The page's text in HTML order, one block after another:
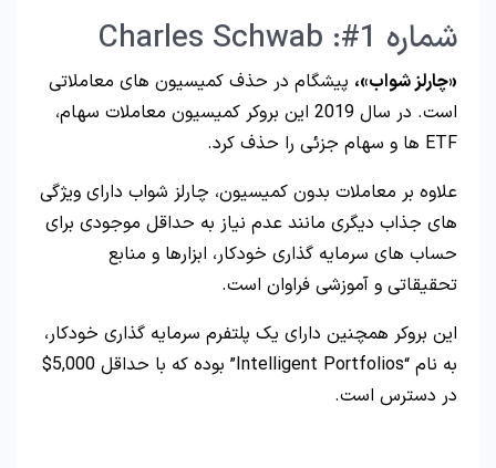
شماره 1#: Charles Schwab
«چارلز شواب»، پیشگام در حذف کمیسیون های معاملاتی
است. در سال 2019 این بروکر کمیسیون معاملات سهام،
ETF ها و سهام جزئی را حذف کرد.
علاوه بر معاملات بدون کمیسیون، چارلز شواب دارای ویژگی
های جذاب دیگری مانند عدم نیاز به حداقل موجودی برای
حساب های سرمایه گذاری خودکار، ابزارها و منابع
تحقیقاتی و آموزشی فراوان است.
این بروکر همچنین دارای یک پلتفرم سرمایه گذاری خودکار،
به نام “Intelligent Portfolios” بوده که با حداقل 5,000$
در دسترس است.